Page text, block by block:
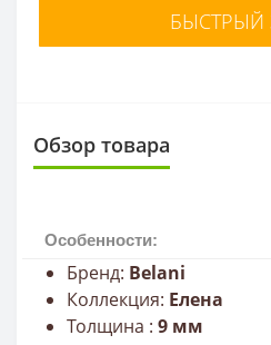
БЫСТРЫЙ
Обзор товара
Особенности:
Бренд: Belani
Коллекция: Елена
Толщина : 9 мм